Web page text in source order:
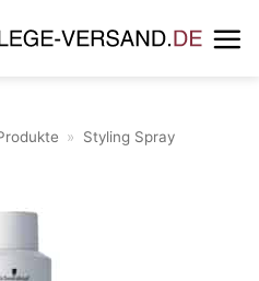
» Styling Spray